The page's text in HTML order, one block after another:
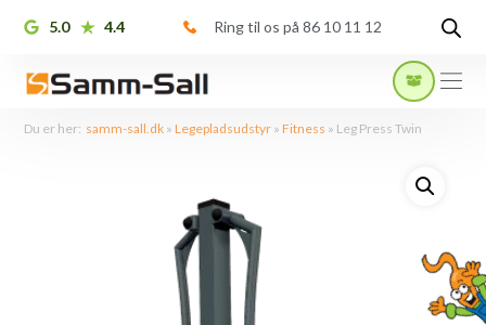
5.0 4.4 Ring til os på 86 10 11 12
Du er her: samm-sall.dk »Legepladsudstyr »Fitness » Leg Press Twin